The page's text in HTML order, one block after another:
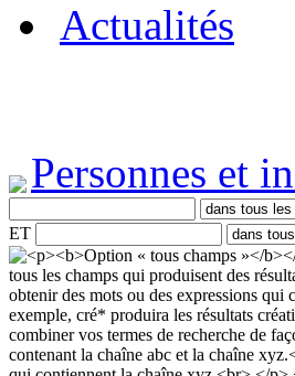
Actualités
Personnes et
ET